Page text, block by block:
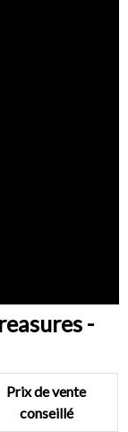
-
Prix de vente
conseillé